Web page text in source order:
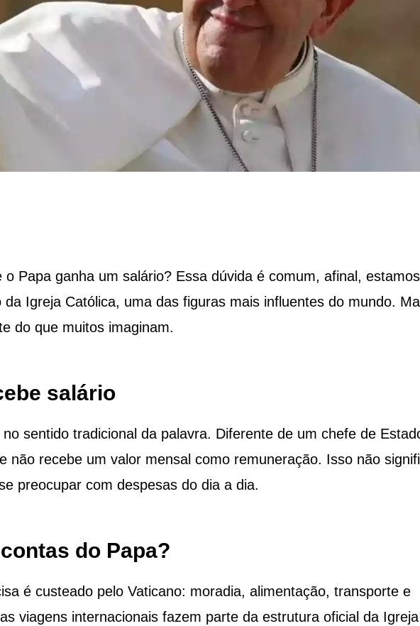
o Papa ganha um salário? Essa dúvida é comum, afinal, estamos
Igreja Católica, uma das figuras mais influentes do mundo.
do que muitos imaginam.
salário
sentido tradicional da palavra. Diferente de um chefe de
não recebe um valor mensal como remuneração. Isso não
preocupar com despesas do dia a dia.
do Papa?
é custeado pelo Vaticano: moradia, alimentação, transporte e
viagens internacionais fazem parte da estrutura oficial da